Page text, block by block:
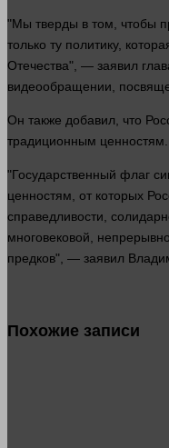
"Мы тверды в том, чтобы
только ту политику,
Отечества", — заявил
видеообращении,
Он также добавил, что
традиционным ценностям.
"Государственный флаг
ценностям, от которых
справедливости,
многовековой,
предков", — заявил
Похожие записи